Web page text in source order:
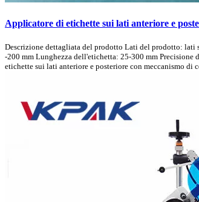
Applicatore di etichette sui lati anteriore e
Descrizione dettagliata del prodotto Lati del prodotto: lati
-200 mm Lunghezza dell'etichetta: 25-300 mm
etichette sui lati anteriore e posteriore con meccanismo